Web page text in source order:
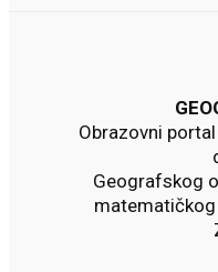
Obrazovni
Geografskog